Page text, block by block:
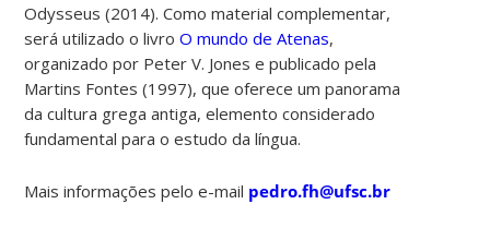
Odysseus (2014). Como material complementar,
será utilizado o livro O mundo de Atenas,
organizado por Peter V. Jones e publicado pela
Martins Fontes (1997), que oferece um panorama
da cultura grega antiga, elemento considerado
fundamental para o estudo da língua.
Mais informações pelo e-mail pedro.fh@ufsc.br